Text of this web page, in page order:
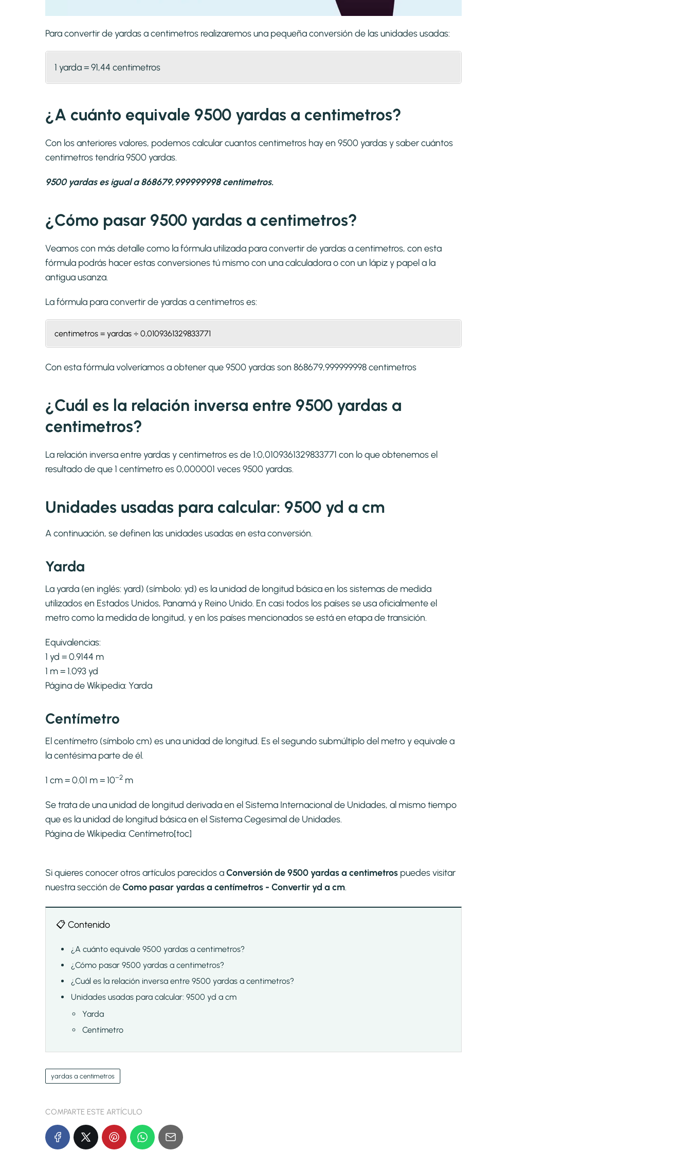
Para convertir de yardas a centimetros realizaremos una pequeña conversión de las unidades usadas:
1 yarda = 91,44 centimetros
¿A cuánto equivale 9500 yardas a centimetros?
Con los anteriores valores, podemos calcular cuantos centimetros hay en 9500 yardas y saber cuántos
centimetros tendría 9500 yardas.
9500 yardas es igual a 868679,999999998 centimetros.
¿Cómo pasar 9500 yardas a centimetros?
Veamos con más detalle como la fórmula utilizada para convertir de yardas a centimetros, con esta
fórmula podrás hacer estas conversiones tú mismo con una calculadora o con un lápiz y papel a la
antigua usanza.
La fórmula para convertir deyardas a centimetroses:
centimetros = yardas ÷ 0,0109361329833771
Con esta fórmula volveríamos a obtener que 9500 yardas son 868679,999999998 centimetros
¿Cuál es la relación inversa entre 9500 yardas a
centimetros?
La relación inversa entre yardas y centimetros es de 1:0,0109361329833771 con lo que obtenemos el
resultado de que 1 centímetro es 0,000001 veces 9500 yardas.
Unidades usadas para calcular: 9500 yd a cm
A continuación, se definen las unidades usadas en esta conversión.
Yarda
La yarda (en inglés: yard) (símbolo: yd) es la unidad de longitud básica en los sistemas de medida
utilizados en Estados Unidos, Panamá y Reino Unido. En casi todos los países se usa oficialmente el
metro como la medida de longitud, y en los países mencionados se está en etapa de transición.​
Equivalencias:
1 yd = 0.9144 m
1 m = 1.093 yd
Página de Wikipedia: Yarda
Centímetro
El centímetro (símbolo cm) es una unidad de longitud. Es el segundo submúltiplo del metro y equivale a
la centésima parte de él.
1 cm = 0.01 m = 10−2 m
Se trata de una unidad de longitud derivada en el Sistema Internacional de Unidades, al mismo tiempo
que es la unidad de longitud básica en el Sistema Cegesimal de Unidades.
Página de Wikipedia: Centímetro[toc]
Si quieres conocer otros artículos parecidos aConversión de 9500 yardas a centimetros puedes visitar
nuestra sección deComo pasar yardas a centímetros - Convertir yd a cm.
📋 Contenido
¿A cuánto equivale 9500 yardas a centimetros?
¿Cómo pasar 9500 yardas a centimetros?
¿Cuál es la relación inversa entre 9500 yardas a centimetros?
Unidades usadas para calcular: 9500 yd a cm
Yarda
Centímetro
yardas a centimetros
COMPARTE ESTE ARTÍCULO